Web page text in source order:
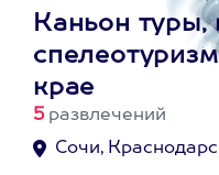
Каньон туры,
крае
5развлечений
Сочи,